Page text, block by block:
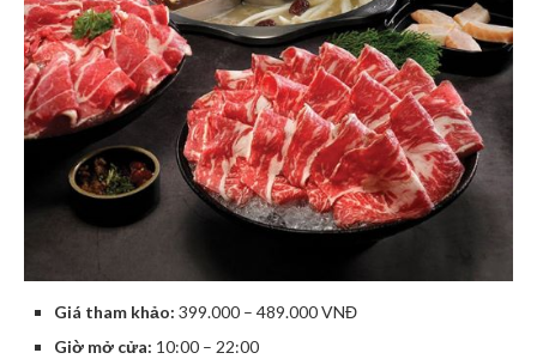
Giá tham khảo: 399.000 – 489.000 VNĐ
Giờ mở cửa: 10:00 – 22:00